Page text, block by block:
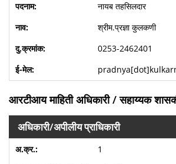
नायब तहसिलदार
श्रीम.प्रज्ञा कुलकणी
0253-2462401
आरटीआय माहिती अधिकारी / सहाय्यक
अधिकारी/अपीलीय प्राधिकारी
1